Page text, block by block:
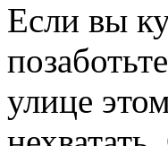
Если вы
улице